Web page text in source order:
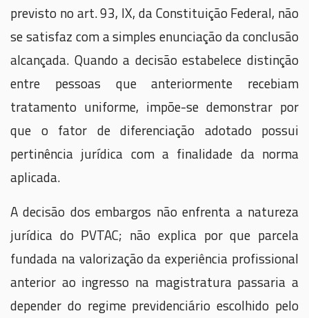
previsto no art. 93, IX, da Constituição Federal, não
se satisfaz com a simples enunciação da conclusão
alcançada. Quando a decisão estabelece distinção
entre pessoas que anteriormente recebiam
tratamento uniforme, impõe-se demonstrar por
que o fator de diferenciação adotado possui
pertinência jurídica com a finalidade da norma
aplicada.
A decisão dos embargos não enfrenta a natureza
jurídica do PVTAC; não explica por que parcela
fundada na valorização da experiência profissional
anterior ao ingresso na magistratura passaria a
depender do regime previdenciário escolhido pelo